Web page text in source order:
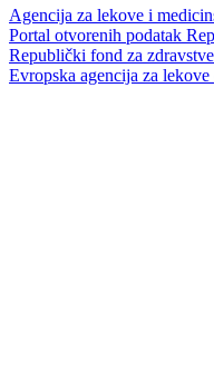
Agencija za lekove i
Portal otvorenih podatak
Republički fond za
Evropska agencija za